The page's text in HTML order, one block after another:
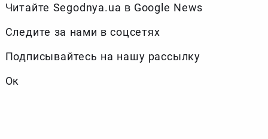
Читайте Segodnya.ua в Google News
Следите за нами в соцсетях
Подписывайтесь на нашу рассылку
Ок